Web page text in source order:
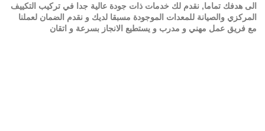
الى هدفك تماما, نقدم لك خدمات ذات جودة عالية جدا في تركيب التكييف
المركزي والصيانة للمعدات الموجودة مسبقا لديك و نقدم الضمان لعملنا
مع فريق عمل مهني و مدرب و يستطيع الانجاز بسرعة و اتقان